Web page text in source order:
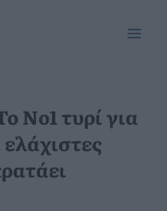
Νο1 τυρί για